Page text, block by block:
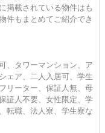
掲載されている物件はも
件もまとめてご紹介でき
、タワーマンション、ア
ェア、二人入居可、学生
リーター、保証人無、母
証人不要、女性限定、学
転職、法人寮、学生寮な